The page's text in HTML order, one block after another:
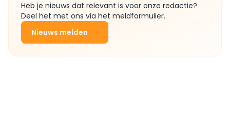
Heb je nieuws dat relevant is voor onze redactie?
Deel het met ons via het meldformulier.
Nieuws melden